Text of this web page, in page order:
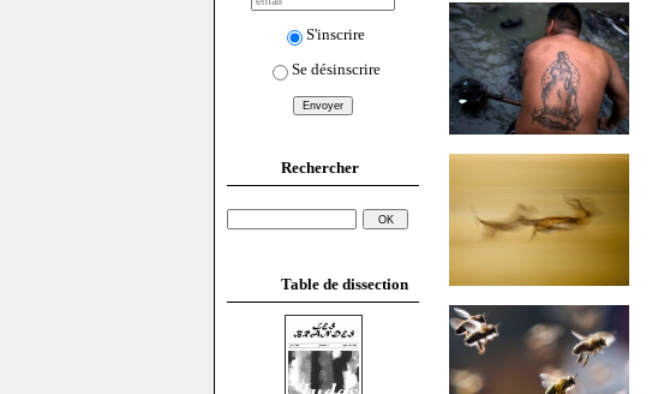
S'inscrire
Se désinscrire
Rechercher
Table de dissection